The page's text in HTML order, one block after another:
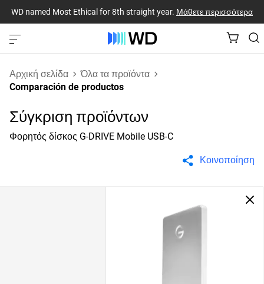
WD named Most Ethical for 8th straight year. Μάθετε περισσότερα
Αρχική σελίδα
Όλα τα προϊόντα
Comparación de productos
Σύγκριση προϊόντων
Φορητός δίσκος G-DRIVE Mobile USB-C
Κοινοποίηση